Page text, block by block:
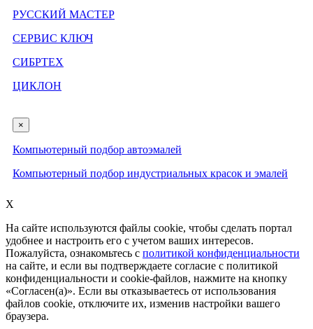
РУССКИЙ МАСТЕР
СЕРВИС КЛЮЧ
СИБРТЕХ
ЦИКЛОН
×
Компьютерный подбор автоэмалей
Компьютерный подбор индустриальных красок и эмалей
X
На сайте используются файлы cookie, чтобы сделать портал
удобнее и настроить его с учетом ваших интересов.
Пожалуйста, ознакомьтесь с политикой конфиденциальности
на сайте, и если вы подтверждаете согласие с политикой
конфиденциальности и cookie-файлов, нажмите на кнопку
«Согласен(а)». Если вы отказываетесь от использования
файлов cookie, отключите их, изменив настройки вашего
браузера.